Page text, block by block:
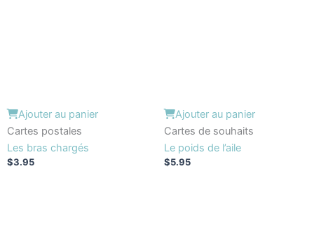
Ajouter au panier
Cartes postales
Les bras chargés
$3.95
Ajouter au panier
Cartes de souhaits
Le poids de l’aile
$5.95